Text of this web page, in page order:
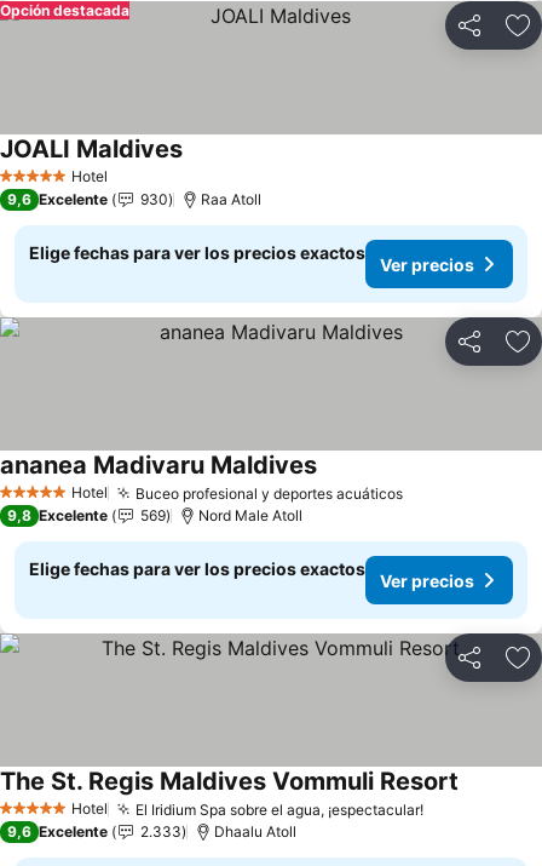
Compartir
Opción destacada
5 Estrellas Hotel
JOALI Maldives
9,6 Excelente 930 Raa Atoll
Elige fechas para ver los precios exactos
Ver precios
Compartir
5 Estrellas Hotel Buceo profesional y deportes acuáticos
ananea Madivaru Maldives
9,8 Excelente 569 Nord Male Atoll
Elige fechas para ver los precios exactos
Ver precios
Compartir
5 Estrellas Hotel El Iridium Spa sobre el agua, ¡espectacular!
The St. Regis Maldives Vommuli Resort
9,6 Excelente 2.333 Dhaalu Atoll